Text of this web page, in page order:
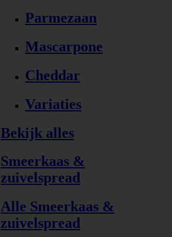
Parmezaan
Mascarpone
Cheddar
Variaties
Bekijk alles
Smeerkaas &
zuivelspread
Alle Smeerkaas &
zuivelspread